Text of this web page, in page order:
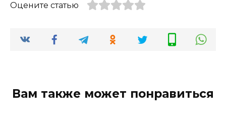
Оцените статью
Вам также может понравиться